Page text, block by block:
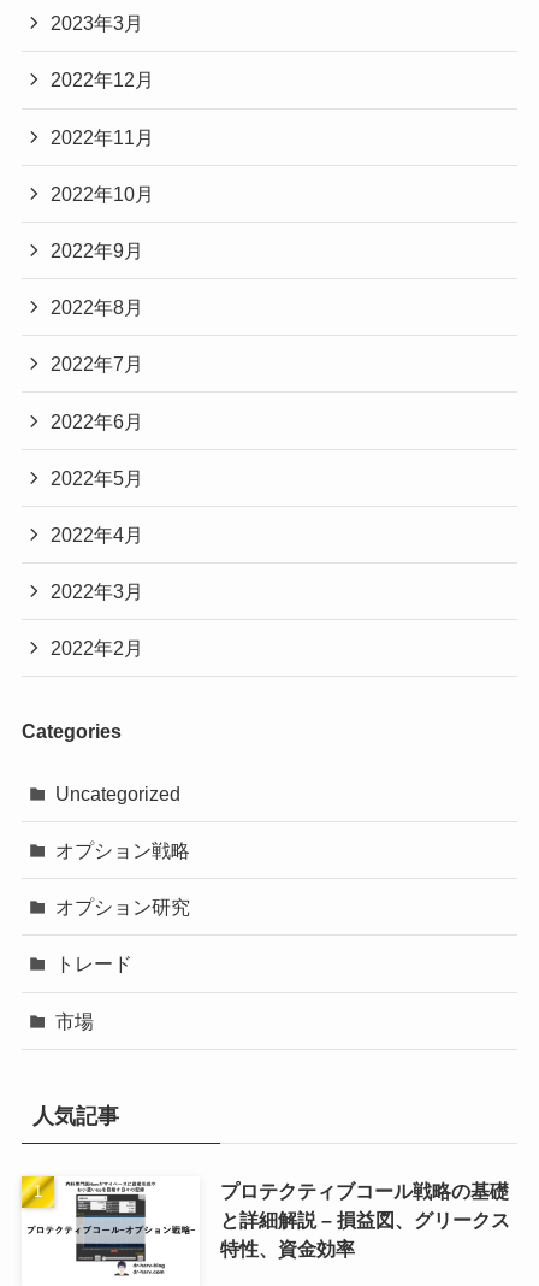
2023年3月
2022年12月
2022年11月
2022年10月
2022年9月
2022年8月
2022年7月
2022年6月
2022年5月
2022年4月
2022年3月
2022年2月
Categories
Uncategorized
オプション戦略
オプション研究
トレード
市場
人気記事
プロテクティブコール戦略の基礎
と詳細解説 – 損益図、グリークス
特性、資金効率